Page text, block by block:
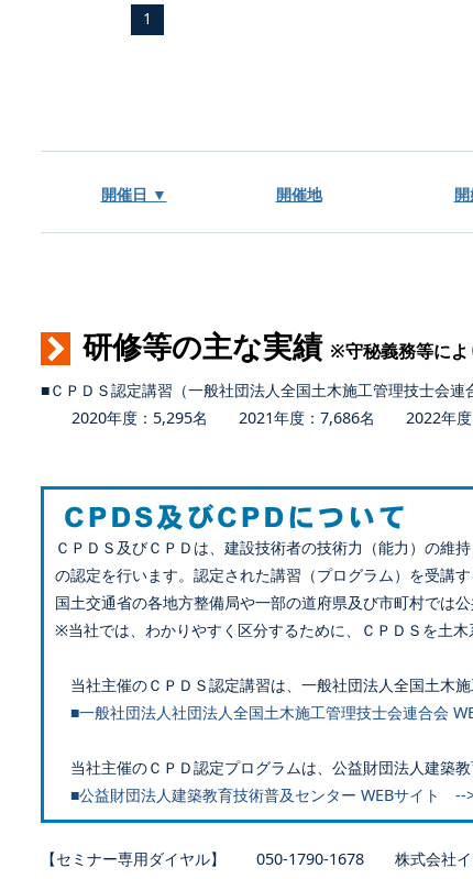
1
開催日 ▼ 開催地
研修等の主な実績 ※守秘義務等によ
■ＣＰＤＳ認定講習（一般社団法人全国土木施工管理技士会連
2020年度：5,295名 2021年度：7,686名 2022年
ＣＰＤＳ及びＣＰＤは、建設技術者の技術力（能力）の維
の認定を行います。認定された講習（プログラム）を受講
国土交通省の各地方整備局や一部の道府県及び市町村では
※当社では、わかりやすく区分するために、ＣＰＤＳを土
当社主催のＣＰＤＳ認定講習は、一般社団法人全国土木
■一般社団法人社団法人全国土木施工管理技士会連合会
当社主催のＣＰＤ認定プログラムは、公益財団法人建築
■公益財団法人建築教育技術普及センター WEBサイト
【セミナー専用ダイヤル】 050-1790-1678 株式会社イ